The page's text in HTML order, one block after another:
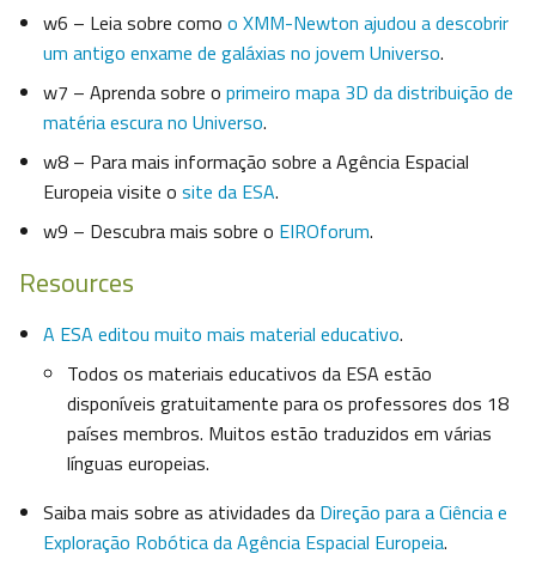
w6 – Leia sobre como o XMM-Newton ajudou a descobrir
um antigo enxame de galáxias no jovem Universo.
w7 – Aprenda sobre o primeiro mapa 3D da distribuição de
matéria escura no Universo.
w8 – Para mais informação sobre a Agência Espacial
Europeia visite o site da ESA.
w9 – Descubra mais sobre o EIROforum.
Resources
A ESA editou muito mais material educativo.
Todos os materiais educativos da ESA estão
disponíveis gratuitamente para os professores dos 18
países membros. Muitos estão traduzidos em várias
línguas europeias.
Saiba mais sobre as atividades da Direção para a Ciência e
Exploração Robótica da Agência Espacial Europeia.